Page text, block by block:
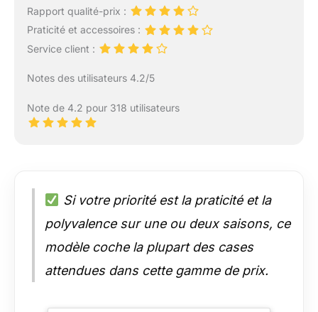
Rapport qualité-prix :
Praticité et accessoires :
Service client :
Notes des utilisateurs 4.2/5
Note de 4.2 pour 318 utilisateurs
Si votre priorité est la praticité et la
polyvalence sur une ou deux saisons, ce
modèle coche la plupart des cases
attendues dans cette gamme de prix.